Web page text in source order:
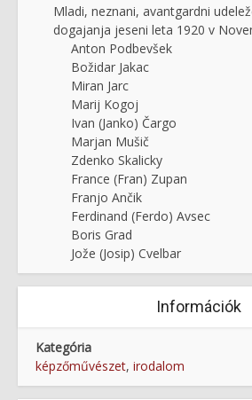
Mladi, neznani, avantgardni
dogajanja jeseni leta 1920 v
Anton Podbevšek
Božidar Jakac
Miran Jarc
Marij Kogoj
Ivan (Janko) Čargo
Marjan Mušič
Zdenko Skalicky
France (Fran) Zupan
Franjo Ančik
Ferdinand (Ferdo) Avsec
Boris Grad
Jože (Josip) Cvelbar
Információk
Kategória
képzőművészet, irodalom